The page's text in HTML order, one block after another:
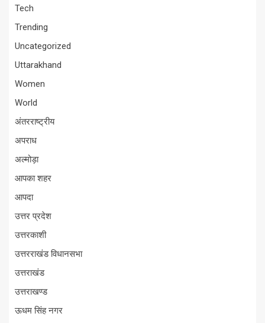
Tech
Trending
Uncategorized
Uttarakhand
Women
World
अंतरराष्ट्रीय
अपराध
अल्मोड़ा
आपका शहर
आपदा
उत्तर प्रदेश
उत्तरकाशी
उत्तरराखंड विधानसभा
उत्तराखंड
उत्तराखण्ड
ऊधम सिंह नगर